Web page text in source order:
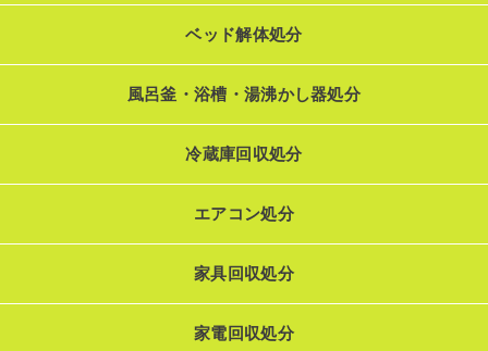
ベッド解体処分
風呂釜・浴槽・湯沸かし器処分
冷蔵庫回収処分
エアコン処分
家具回収処分
家電回収処分